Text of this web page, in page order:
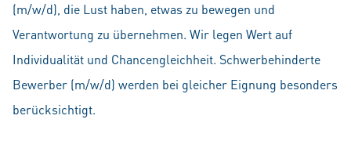
(m/w/d), die Lust haben, etwas zu bewegen und
Verantwortung zu übernehmen. Wir legen Wert auf
Individualität und Chancengleichheit. Schwerbehinderte
Bewerber (m/w/d) werden bei gleicher Eignung besonders
berücksichtigt.